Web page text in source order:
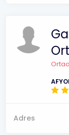
Adres